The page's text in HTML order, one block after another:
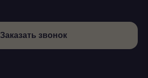
Заказать звонок